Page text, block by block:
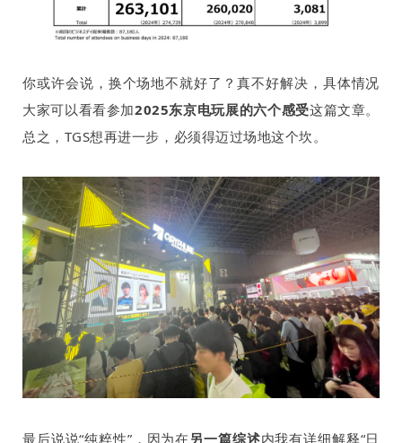
你或许会说，换个场地不就好了？真不好解决，具体情况
大家可以看看参加2025东京电玩展的六个感受这篇文章。
总之， TGS想再进一步，必须得迈过场地这个坎。
最后说说“纯粹性”，因为在 另一篇综述内我有详细解释“日